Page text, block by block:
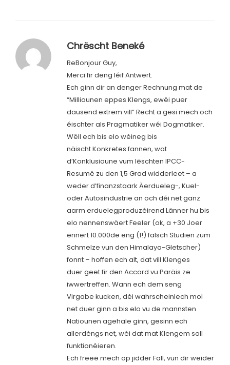
Chrëscht Beneké
ReBonjour Guy,
Merci fir deng léif Äntwert.
Ech ginn dir an denger Rechnung mat de
“Milliounen eppes Klengs, ewéi puer
dausend extrem vill” Recht a gesi mech och
éischter als Pragmatiker wéi Dogmatiker.
Wëll ech bis elo wéineg bis
näischt Konkretes fannen, wat
d’Konklusioune vum lëschten IPCC-
Resumé zu den 1,5 Grad widderleet – a
weder d’finanzstaark Äerdueleg-, Kuel-
oder Autosindustrie an och déi net ganz
aarm erduelegproduzéirend Länner hu bis
elo nennenswäert Feeler (ok, a +30 Joer
ënnert 10.000de eng (1!) falsch Studien zum
Schmelze vun den Himalaya-Gletscher)
fonnt – hoffen ech alt, dat vill Klenges
duer geet fir den Accord vu Paräis ze
iwwertreffen. Wann ech dem seng
Virgabe kucken, déi wahrscheinlech mol
net duer ginn a bis elo vu de mannsten
Natiounen agehale ginn, gesinn ech
allerdéngs net, wéi dat mat Klengem soll
funktionéieren.
Ech freeë mech op jidder Fall, vun dir weider